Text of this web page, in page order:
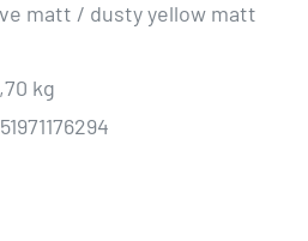
matt / dusty yellow matt
kg